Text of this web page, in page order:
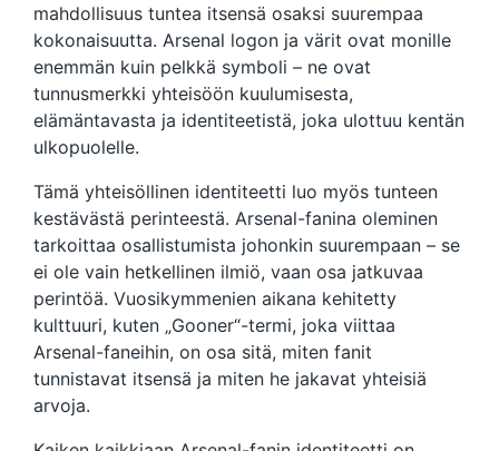
mahdollisuus tuntea itsensä osaksi suurempaa
kokonaisuutta. Arsenal logon ja värit ovat monille
enemmän kuin pelkkä symboli – ne ovat
tunnusmerkki yhteisöön kuulumisesta,
elämäntavasta ja identiteetistä, joka ulottuu kentän
ulkopuolelle.
Tämä yhteisöllinen identiteetti luo myös tunteen
kestävästä perinteestä. Arsenal-fanina oleminen
tarkoittaa osallistumista johonkin suurempaan – se
ei ole vain hetkellinen ilmiö, vaan osa jatkuvaa
perintöä. Vuosikymmenien aikana kehitetty
kulttuuri, kuten „Gooner“-termi, joka viittaa
Arsenal-faneihin, on osa sitä, miten fanit
tunnistavat itsensä ja miten he jakavat yhteisiä
arvoja.